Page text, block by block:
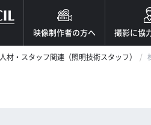
映像制作者の方へ 撮影に協
人材・スタッフ関連（照明技術スタッフ）